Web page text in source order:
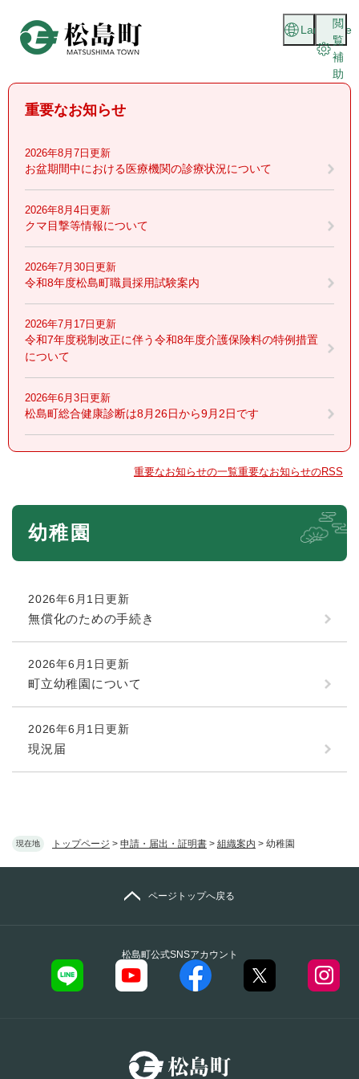
頭
閲
覧
補
助
Language
現在地 トップページ > 申請・届出・証明書 > 組織案内 > 幼稚園
重要なお知らせ
2026年8月7日更新
お盆期間中における医療機関の診療状況について
2026年8月4日更新
クマ目撃等情報について
2026年7月30日更新
令和8年度松島町職員採用試験案内
2026年7月17日更新
令和7年度税制改正に伴う令和8年度介護保険料の特例措置
について
2026年6月3日更新
松島町総合健康診断は8月26日から9月2日です
重要なお知らせの一覧重要なお知らせのRSS
本
幼稚園
2026年6月1日更新
無償化のための手続き
2026年6月1日更新
町立幼稚園について
2026年6月1日更新
現況届
松島町公式SNSアカウント
ページトップへ戻る